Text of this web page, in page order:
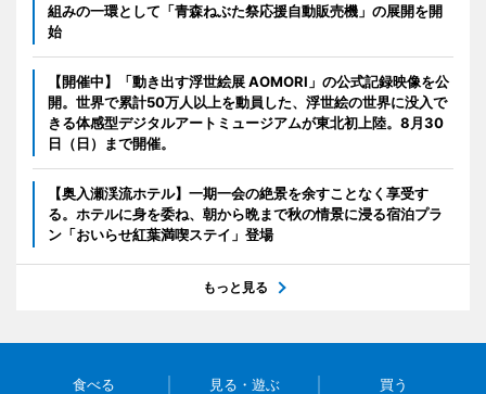
組みの一環として「青森ねぶた祭応援自動販売機」の展開を開
始
【開催中】「動き出す浮世絵展 AOMORI」の公式記録映像を公
開。世界で累計50万人以上を動員した、浮世絵の世界に没入で
きる体感型デジタルアートミュージアムが東北初上陸。8月30
日（日）まで開催。
【奥入瀬渓流ホテル】一期一会の絶景を余すことなく享受す
る。ホテルに身を委ね、朝から晩まで秋の情景に浸る宿泊プラ
ン「おいらせ紅葉満喫ステイ」登場
もっと見る
食べる 見る・遊ぶ 買う